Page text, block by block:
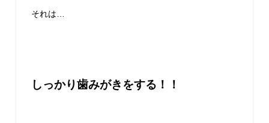
それは…
しっかり歯みがきをする！！